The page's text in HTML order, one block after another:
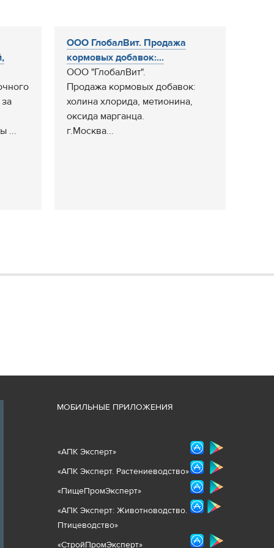
...
ООО ГлобалВит. Продажа
кормовых добавок:...
ООО "ГлобалВит".
Продажа кормовых добавок:
холина хлорида, метионина,
оксида марганца.
г.Москва...
МОБИЛЬНЫЕ ПРИЛОЖЕНИЯ
«АПК Эксперт»
«АПК Эксперт. Растениеводство»
«ПищеПромЭксперт»
«АПК Эксперт: Животноводство.
Птицеводство»
«СтройПромЭксперт»